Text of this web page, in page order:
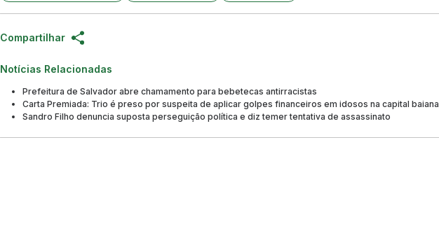
Compartilhar
Notícias Relacionadas
Prefeitura de Salvador abre chamamento para bebetecas antirracistas
Carta Premiada: Trio é preso por suspeita de aplicar golpes financeiros em idosos na capital baiana
Sandro Filho denuncia suposta perseguição política e diz temer tentativa de assassinato